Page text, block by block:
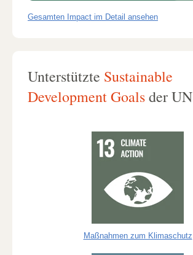
Gesamten Impact im Detail ansehen
Unterstützte Sustainable
Development Goalsder UN
Maßnahmen zum Klimaschutz